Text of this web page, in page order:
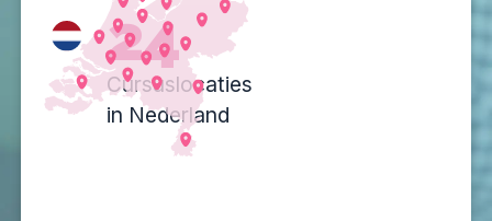
24
Cursuslocaties
in Nederland